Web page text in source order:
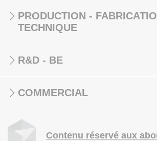
PRODUCTION -
TECHNIQUE
R&D - BE
COMMERCIAL
Contenu réservé aux